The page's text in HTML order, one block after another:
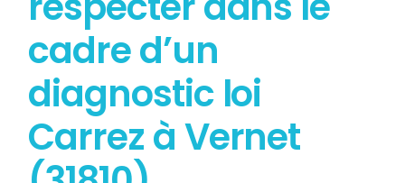
cadre d’un
diagnostic loi
Carrez à Vernet